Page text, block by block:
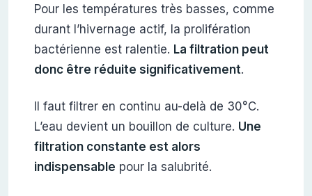
Pour les températures très basses, comme
durant l’hivernage actif, la prolifération
bactérienne est ralentie. La filtration peut
donc être réduite significativement.
Il faut filtrer en continu au-delà de 30°C.
L’eau devient un bouillon de culture. Une
filtration constante est alors
indispensable pour la salubrité.